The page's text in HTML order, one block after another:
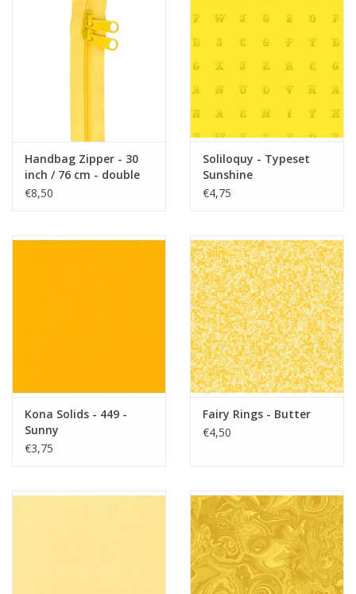
Handbag Zipper - 30
inch / 76 cm - double
slide - Dandelion
€8,50
Soliloquy - Typeset
Sunshine
€4,75
Kona Solids - 449 -
Sunny
€3,75
Fairy Rings - Butter
€4,50